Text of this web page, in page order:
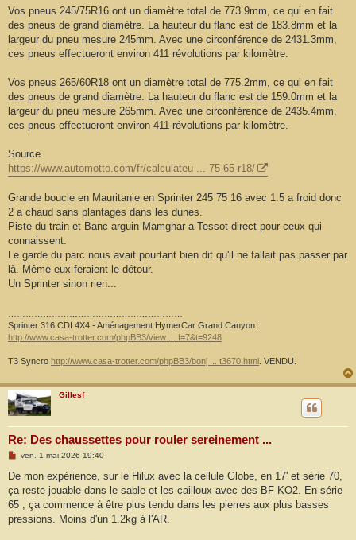
Vos pneus 245/75R16 ont un diamètre total de 773.9mm, ce qui en fait
des pneus de grand diamètre. La hauteur du flanc est de 183.8mm et la
largeur du pneu mesure 245mm. Avec une circonférence de 2431.3mm,
ces pneus effectueront environ 411 révolutions par kilomètre.
Vos pneus 265/60R18 ont un diamètre total de 775.2mm, ce qui en fait
des pneus de grand diamètre. La hauteur du flanc est de 159.0mm et la
largeur du pneu mesure 265mm. Avec une circonférence de 2435.4mm,
ces pneus effectueront environ 411 révolutions par kilomètre.
Source
https://www.automotto.com/fr/calculateu ... 75-65-r18/
Grande boucle en Mauritanie en Sprinter 245 75 16 avec 1.5 a froid donc
2 a chaud sans plantages dans les dunes.
Piste du train et Banc arguin Mamghar a Tessot direct pour ceux qui
connaissent.
Le garde du parc nous avait pourtant bien dit qu'il ne fallait pas passer par
là. Même eux feraient le détour.
Un Sprinter sinon rien...
Sprinter 316 CDI 4X4 - Aménagement HymerCar Grand Canyon :
http://www.casa-trotter.com/phpBB3/view ... f=7&t=9248
T3 Syncro http://www.casa-trotter.com/phpBB3/bonj ... t3670.html . VENDU.
Gillesf
Re: Des chaussettes pour rouler sereinement ...
M
s
a
g
ven. 1 mai 2026 19:40
De mon expérience, sur le Hilux avec la cellule Globe, en 17' et série 70,
ça reste jouable dans le sable et les cailloux avec des BF KO2. En série
65 , ça commence à être plus tendu dans les pierres aux plus basses
pressions. Moins d'un 1.2kg à l'AR.